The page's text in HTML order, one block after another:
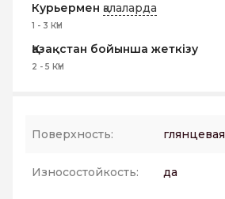
Курьермен қалаларда
1 - 3 КҮН
Қазақстан бойынша жеткізу
2 - 5 КҮН
Поверхность: глянцевая
Износостойкость: да